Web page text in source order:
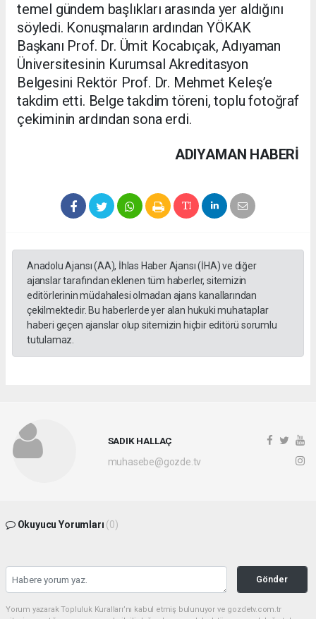
temel gündem başlıkları arasında yer aldığını
söyledi. Konuşmaların ardından YÖKAK
Başkanı Prof. Dr. Ümit Kocabıçak, Adıyaman
Üniversitesinin Kurumsal Akreditasyon
Belgesini Rektör Prof. Dr. Mehmet Keleş’e
takdim etti. Belge takdim töreni, toplu fotoğraf
çekiminin ardından sona erdi.
ADIYAMAN HABERİ
Anadolu Ajansı (AA), İhlas Haber Ajansı (İHA) ve diğer
ajanslar tarafından eklenen tüm haberler, sitemizin
editörlerinin müdahalesi olmadan ajans kanallarından
çekilmektedir. Bu haberlerde yer alan hukuki muhataplar
haberi geçen ajanslar olup sitemizin hiçbir editörü sorumlu
tutulamaz.
SADIK HALLAÇ
muhasebe@gozde.tv
Okuyucu Yorumları (0)
Gönder
Yorum yazarak Topluluk Kuralları’nı kabul etmiş bulunuyor ve gozdetv.com.tr